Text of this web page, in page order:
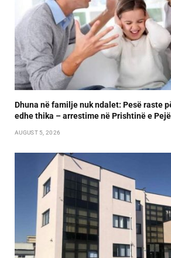
Dhuna në familje nuk ndalet: Pesë raste
edhe thika – arrestime në Prishtinë e Pejë
AUGUST 5, 2026